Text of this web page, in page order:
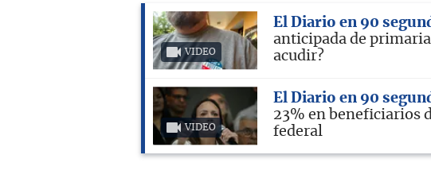
VIDEO
El Diario en 90
anticipada de
acudir?
VIDEO
El Diario en 90
23% en beneficiarios
federal